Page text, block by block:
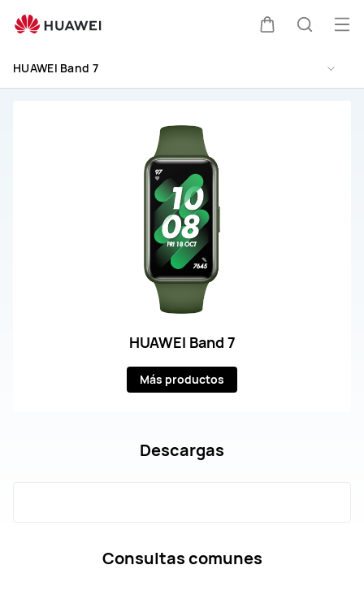
HUAWEI
HUAWEI Band 7
HUAWEI Band 7
Más productos
Descargas
Consultas comunes